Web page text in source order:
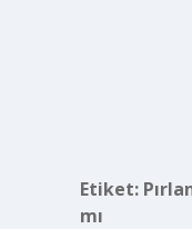
Etiket:
mı